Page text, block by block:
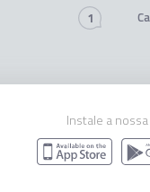
1
Instale a